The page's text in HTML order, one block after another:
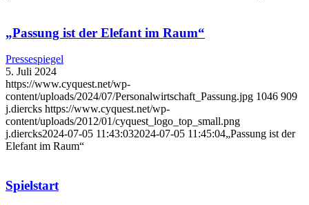
„Passung ist der Elefant im Raum“
Pressespiegel
5. Juli 2024
https://www.cyquest.net/wp-
content/uploads/2024/07/Personalwirtschaft_Passung.jpg 1046 909
j.diercks https://www.cyquest.net/wp-
content/uploads/2012/01/cyquest_logo_top_small.png
j.diercks2024-07-05 11:43:032024-07-05 11:45:04„Passung ist der
Elefant im Raum“
Spielstart